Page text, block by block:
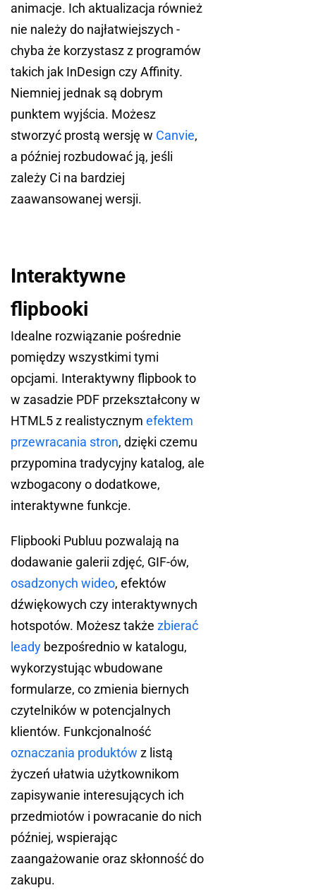
animacje. Ich aktualizacja również
nie należy do najłatwiejszych -
chyba że korzystasz z programów
takich jak InDesign czy Affinity.
Niemniej jednak są dobrym
punktem wyjścia. Możesz
stworzyć prostą wersję w Canvie,
a później rozbudować ją, jeśli
zależy Ci na bardziej
zaawansowanej wersji.
Interaktywne
flipbooki
Idealne rozwiązanie pośrednie
pomiędzy wszystkimi tymi
opcjami. Interaktywny flipbook to
w zasadzie PDF przekształcony w
HTML5 z realistycznym efektem
przewracania stron, dzięki czemu
przypomina tradycyjny katalog, ale
wzbogacony o dodatkowe,
interaktywne funkcje.
Flipbooki Publuu pozwalają na
dodawanie galerii zdjęć, GIF-ów,
osadzonych wideo, efektów
dźwiękowych czy interaktywnych
hotspotów. Możesz także zbierać
leady bezpośrednio w katalogu,
wykorzystując wbudowane
formularze, co zmienia biernych
czytelników w potencjalnych
klientów. Funkcjonalność
oznaczania produktów z listą
życzeń ułatwia użytkownikom
zapisywanie interesujących ich
przedmiotów i powracanie do nich
później, wspierając
zaangażowanie oraz skłonność do
zakupu.